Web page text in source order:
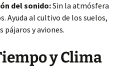
del sonido:Sin la atmósfera
Ayuda al cultivo de los suelos,
pájaros y aviones.
y Clima